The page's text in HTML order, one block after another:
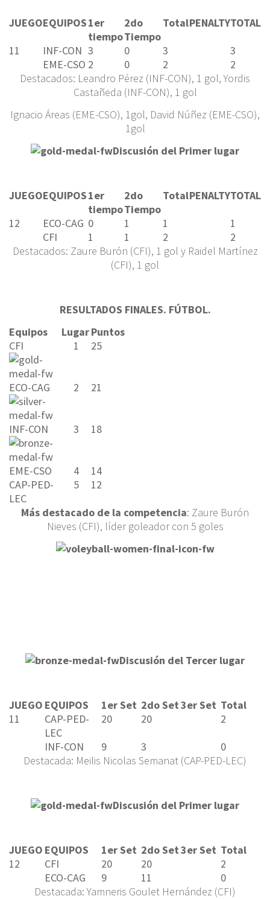
JUEGOEQUIPOS1er
tiempo
2do
Tiempo
TotalPENALTYTOTAL
11
INF-CON 3 0 3
3
EME-CSO 2 0 2
2
Destacados: Leandro Pérez (INF-CON), 1 gol, Yordis
Castañeda (INF-CON), 1 gol
Ignacio Áreas (EME-CSO), 1gol, David Núñez (EME-CSO),
1gol
Discusión del Primer lugar
JUEGOEQUIPOS1er
tiempo
2do
Tiempo
TotalPENALTYTOTAL
12
ECO-CAG 0 1 1
1
CFI
1 1 2
2
Destacados: Zaure Burón (CFI), 1 gol y Raidel Martínez
(CFI), 1 gol
RESULTADOS FINALES. FÚTBOL.
Equipos
LugarPuntos
CFI
1 25
ECO-CAG 2 21
INF-CON 3 18
EME-CSO 4
14
CAP-PED-
LEC
5
12
Más destacado de la competencia: Zaure Burón
Nieves (CFI), líder goleador con 5 goles
Discusión del Tercer lugar
JUEGO EQUIPOS 1er Set 2do Set3er Set Total
11
CAP-PED-
LEC
20 20
2
INF-CON
9 3
0
Destacada: Meilis Nicolas Semanat (CAP-PED-LEC)
Discusión del Primer lugar
JUEGO EQUIPOS 1er Set 2do Set3er Set Total
12
CFI 20 20
2
ECO-CAG
9 11
0
Destacada: Yamneris Goulet Hernández (CFI)